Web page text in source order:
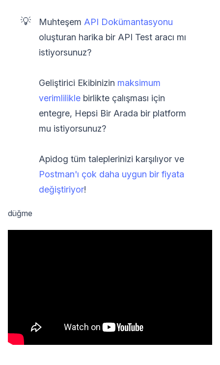
💡 Muhteşem API Dokümantasyonu
oluşturan harika bir API Test aracı mı
istiyorsunuz?
Geliştirici Ekibinizin maksimum
verimlilikle birlikte çalışması için
entegre, Hepsi Bir Arada bir platform
mu istiyorsunuz?
Apidog tüm taleplerinizi karşılıyor ve
Postman'ı çok daha uygun bir fiyata
değiştiriyor!
düğme